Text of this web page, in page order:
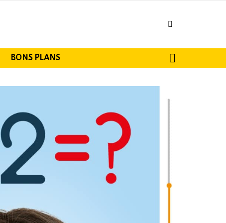
BONS PLANS